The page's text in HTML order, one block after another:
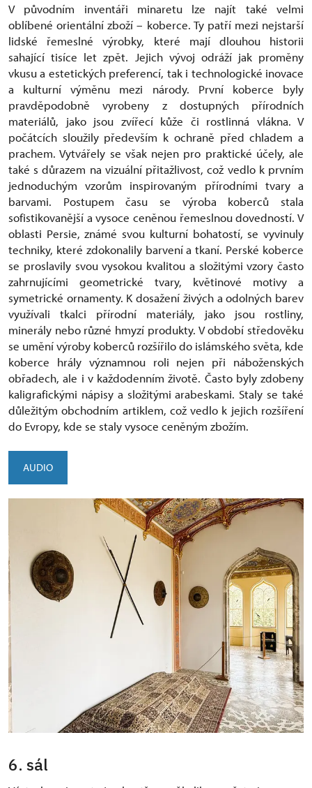
V původním inventáři minaretu lze najít také velmi
oblíbené orientální zboží – koberce. Ty patří mezi nejstarší
lidské řemeslné výrobky, které mají dlouhou historii
sahající tisíce let zpět. Jejich vývoj odráží jak proměny
vkusu a estetických preferencí, tak i technologické inovace
a kulturní výměnu mezi národy. První koberce byly
pravděpodobně vyrobeny z dostupných přírodních
materiálů, jako jsou zvířecí kůže či rostlinná vlákna. V
počátcích sloužily především k ochraně před chladem a
prachem. Vytvářely se však nejen pro praktické účely, ale
také s důrazem na vizuální přitažlivost, což vedlo k prvním
jednoduchým vzorům inspirovaným přírodními tvary a
barvami. Postupem času se výroba koberců stala
sofistikovanější a vysoce ceněnou řemeslnou dovedností. V
oblasti Persie, známé svou kulturní bohatostí, se vyvinuly
techniky, které zdokonalily barvení a tkaní. Perské koberce
se proslavily svou vysokou kvalitou a složitými vzory často
zahrnujícími geometrické tvary, květinové motivy a
symetrické ornamenty. K dosažení živých a odolných barev
využívali tkalci přírodní materiály, jako jsou rostliny,
minerály nebo různé hmyzí produkty. V období středověku
se umění výroby koberců rozšířilo do islámského světa, kde
koberce hrály významnou roli nejen při náboženských
obřadech, ale i v každodenním životě. Často byly zdobeny
kaligrafickými nápisy a složitými arabeskami. Staly se také
důležitým obchodním artiklem, což vedlo k jejich rozšíření
do Evropy, kde se staly vysoce ceněným zbožím.
AUDIO
6. sál